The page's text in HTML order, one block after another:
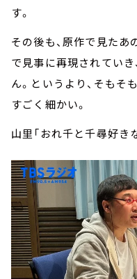
す。
その後も、原作で見た
で見事に再現されてい
ん。というより、そもそ
すごく細かい。
山里「おれ千と千尋好き